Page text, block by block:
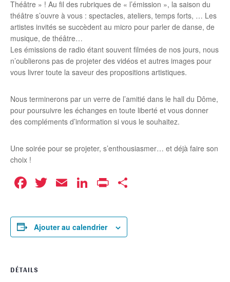
Théâtre » ! Au fil des rubriques de « l’émission », la saison du
théâtre s’ouvre à vous : spectacles, ateliers, temps forts, … Les
artistes invités se succèdent au micro pour parler de danse, de
musique, de théâtre…
Les émissions de radio étant souvent filmées de nos jours, nous
n’oublierons pas de projeter des vidéos et autres images pour
vous livrer toute la saveur des propositions artistiques.
Nous terminerons par un verre de l’amitié dans le hall du Dôme,
pour poursuivre les échanges en toute liberté et vous donner
des compléments d’information si vous le souhaitez.
Une soirée pour se projeter, s’enthousiasmer… et déjà faire son
choix !
Facebook
Twitter
EmailLinkedIn
Print
Ajouter au calendrier
DÉTAILS